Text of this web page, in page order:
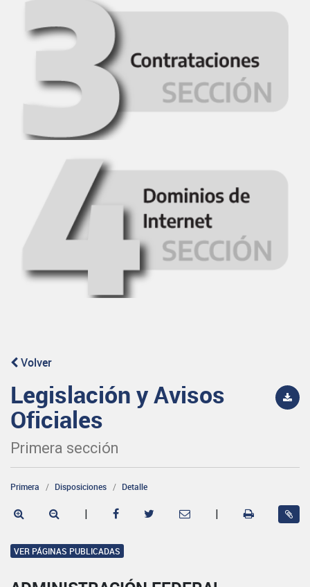
Volver
Legislación y Avisos
Oficiales
Primera sección
Primera Disposiciones Detalle
| |
VER PÁGINAS PUBLICADAS